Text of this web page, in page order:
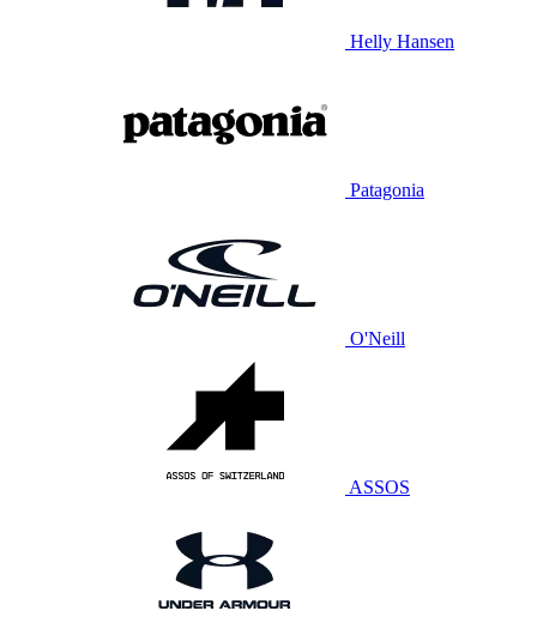
Helly Hansen
Patagonia
O'Neill
ASSOS